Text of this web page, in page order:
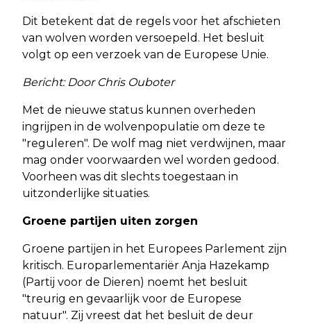
Dit betekent dat de regels voor het afschieten
van wolven worden versoepeld. Het besluit
volgt op een verzoek van de Europese Unie.
Bericht: Door Chris Ouboter
Met de nieuwe status kunnen overheden
ingrijpen in de wolvenpopulatie om deze te
"reguleren". De wolf mag niet verdwijnen, maar
mag onder voorwaarden wel worden gedood.
Voorheen was dit slechts toegestaan in
uitzonderlijke situaties.
Groene partijen uiten zorgen
Groene partijen in het Europees Parlement zijn
kritisch. Europarlementariër Anja Hazekamp
(Partij voor de Dieren) noemt het besluit
"treurig en gevaarlijk voor de Europese
natuur". Zij vreest dat het besluit de deur